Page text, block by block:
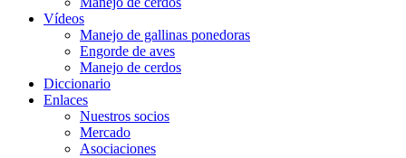
Vídeos
Manejo de gallinas ponedoras
Engorde de aves
Manejo de cerdos
Diccionario
Enlaces
Nuestros socios
Mercado
Asociaciones